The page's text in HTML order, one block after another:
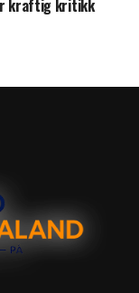
kraftig kritikk